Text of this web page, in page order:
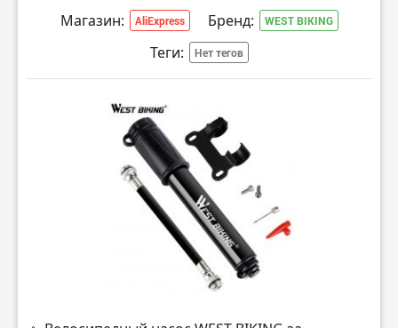
Магазин: AliExpress Бренд: WEST BIKING
Теги: Нет тегов